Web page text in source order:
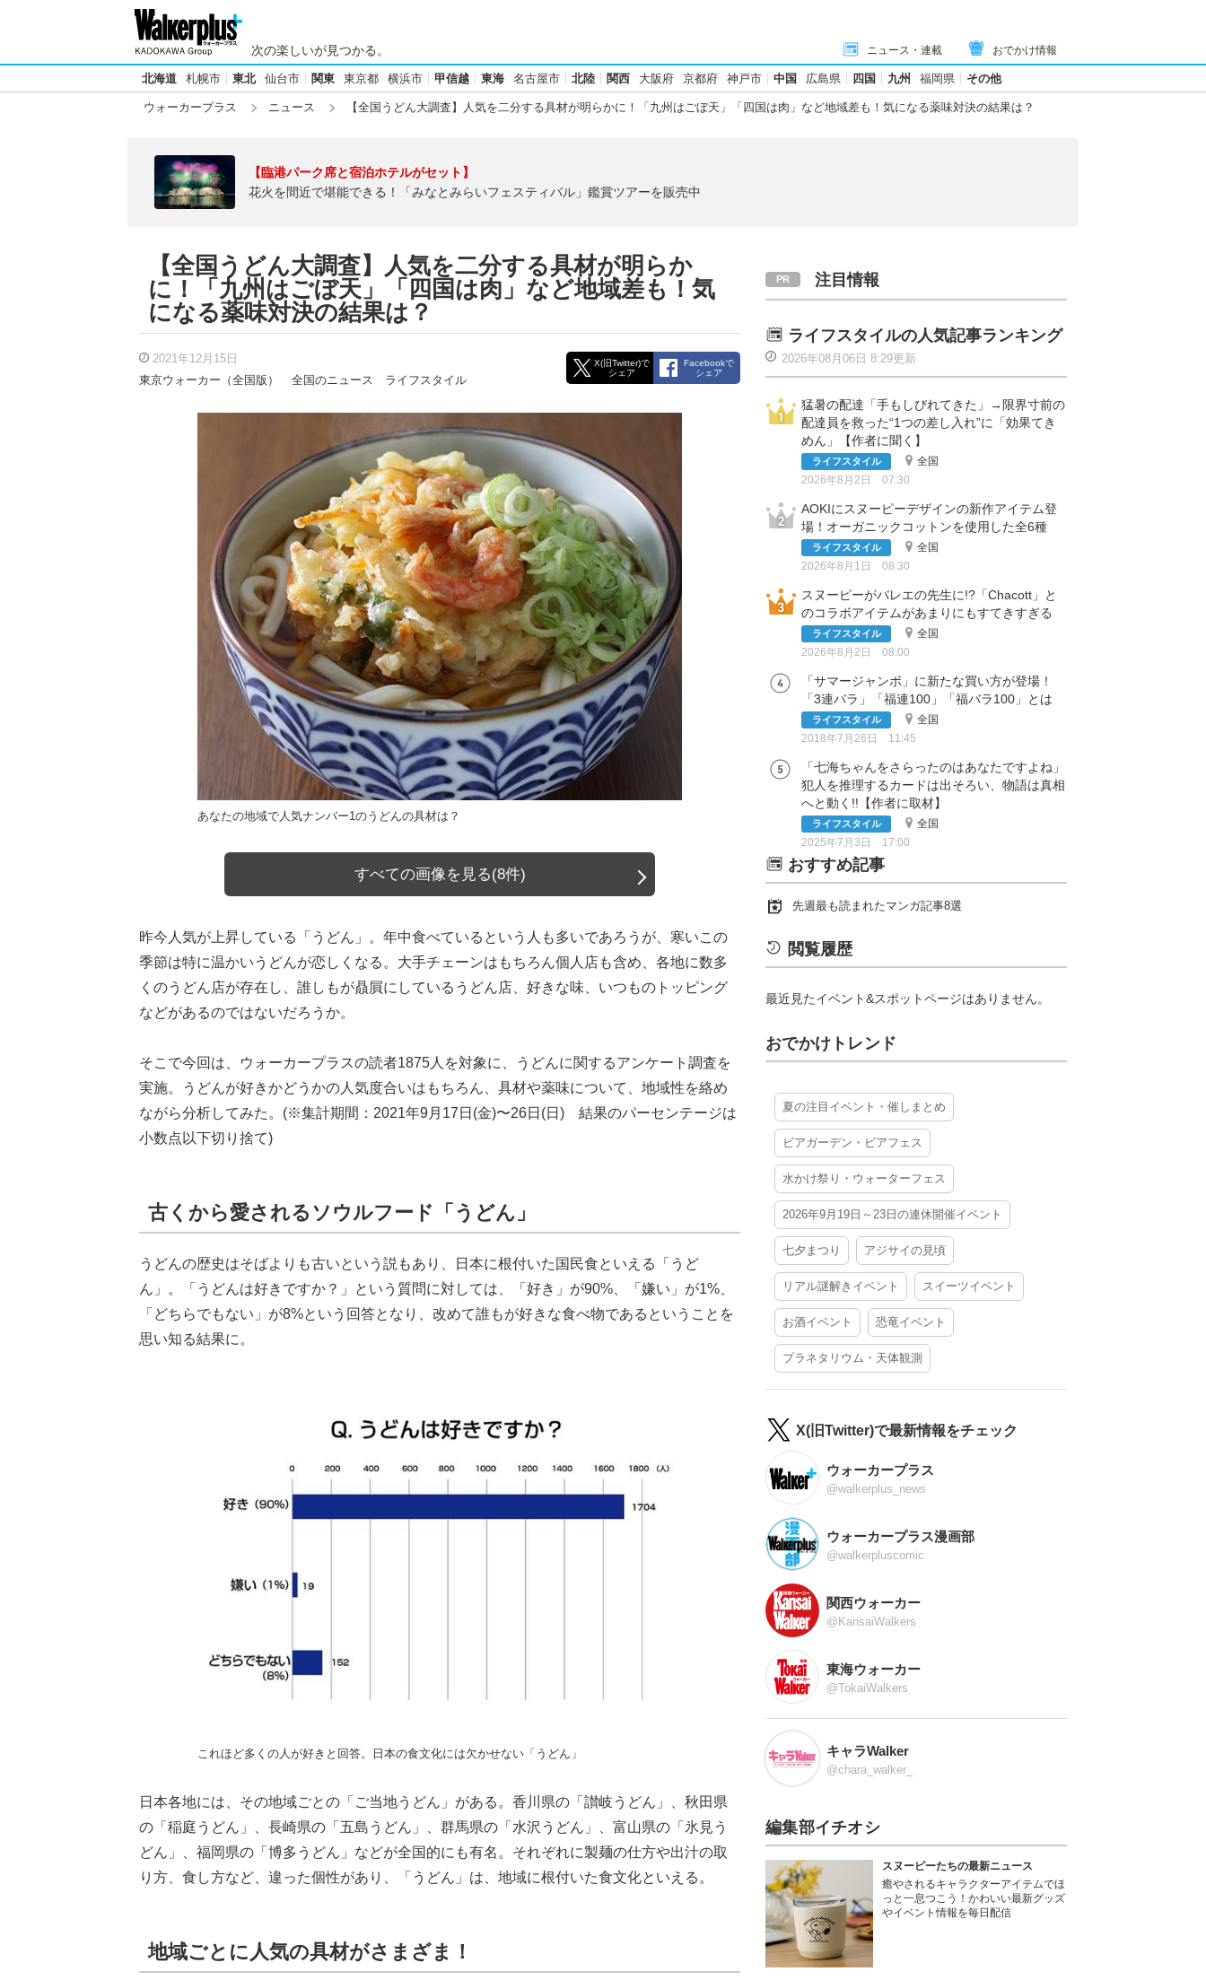
次の楽しいが見つかる。 ニュース・連載 おでかけ情報
北海道 札幌市 東北 仙台市 関東 東京都 横浜市 甲信越 東海 名古屋市 北陸 関西 大阪府 京都府 神戸市 中国 広島県 四国 九州 福岡県 その他
ウォーカープラス ニュース 【全国うどん大調査】人気を二分する具材が明らかに！「九州はごぼ天」「四国は肉」など地域差も！気になる薬味対決の結果は？
【臨港パーク席と宿泊ホテルがセット】
花火を間近で堪能できる！「みなとみらいフェスティバル」鑑賞ツアーを販売中
【全国うどん大調査】人気を二分する具材が明らか
に！「九州はごぼ天」「四国は肉」など地域差も！気
になる薬味対決の結果は？
2021年12月15日
東京ウォーカー（全国版）
全国のニュース ライフスタイル
X(旧Twitter)で
シェア
Facebookで
シェア
あなたの地域で人気ナンバー1のうどんの具材は？
すべての画像を見る(8件)
昨今人気が上昇している「うどん」。年中食べているという人も多いであろうが、寒いこの
季節は特に温かいうどんが恋しくなる。大手チェーンはもちろん個人店も含め、各地に数多
くのうどん店が存在し、誰しもが贔屓にしているうどん店、好きな味、いつものトッピング
などがあるのではないだろうか。
そこで今回は、ウォーカープラスの読者1875人を対象に、うどんに関するアンケート調査を
実施。うどんが好きかどうかの人気度合いはもちろん、具材や薬味について、地域性を絡め
ながら分析してみた。(※集計期間：2021年9月17日(金)〜26日(日) 結果のパーセンテージは
小数点以下切り捨て)
古くから愛されるソウルフード「うどん」
うどんの歴史はそばよりも古いという説もあり、日本に根付いた国民食といえる「うど
ん」。「うどんは好きですか？」という質問に対しては、「好き」が90%、「嫌い」が1%、
「どちらでもない」が8%という回答となり、改めて誰もが好きな食べ物であるということを
思い知る結果に。
これほど多くの人が好きと回答。日本の食文化には欠かせない「うどん」
日本各地には、その地域ごとの「ご当地うどん」がある。香川県の「讃岐うどん」、秋田県
の「稲庭うどん」、長崎県の「五島うどん」、群馬県の「水沢うどん」、富山県の「氷見う
どん」、福岡県の「博多うどん」などが全国的にも有名。それぞれに製麺の仕方や出汁の取
り方、食し方など、違った個性があり、「うどん」は、地域に根付いた食文化といえる。
地域ごとに人気の具材がさまざま！
注目情報
ライフスタイルの人気記事ランキング
2026年08月06日 8:29更新
猛暑の配達「手もしびれてきた」→限界寸前の
配達員を救った“1つの差し入れ”に「効果てき
めん」【作者に聞く】
ライフスタイル
全国
2026年8月2日 07:30
AOKIにスヌーピーデザインの新作アイテム登
場！オーガニックコットンを使用した全6種
ライフスタイル
全国
2026年8月1日 08:30
スヌーピーがバレエの先生に!?「Chacott」と
のコラボアイテムがあまりにもすてきすぎる
ライフスタイル
全国
2026年8月2日 08:00
「サマージャンボ」に新たな買い方が登場！
「3連バラ」「福連100」「福バラ100」とは
ライフスタイル
全国
2018年7月26日 11:45
「七海ちゃんをさらったのはあなたですよね」
犯人を推理するカードは出そろい、物語は真相
へと動く!!【作者に取材】
ライフスタイル
全国
2025年7月3日 17:00
おすすめ記事
先週最も読まれたマンガ記事8選
閲覧履歴
最近見たイベント&スポットページはありません。
おでかけトレンド
夏の注目イベント・催しまとめ
ビアガーデン・ビアフェス
水かけ祭り・ウォーターフェス
2026年9月19日～23日の連休開催イベント
七夕まつり アジサイの見頃
リアル謎解きイベント スイーツイベント
お酒イベント 恐竜イベント
プラネタリウム・天体観測
X(旧Twitter)で最新情報をチェック
ウォーカープラス
@walkerplus_news
ウォーカープラス漫画部
@walkerpluscomic
関西ウォーカー
@KansaiWalkers
東海ウォーカー
@TokaiWalkers
キャラWalker
@chara_walker_
編集部イチオシ
スヌーピーたちの最新ニュース
癒やされるキャラクターアイテムでほ
っと一息つこう！かわいい最新グッズ
やイベント情報を毎日配信